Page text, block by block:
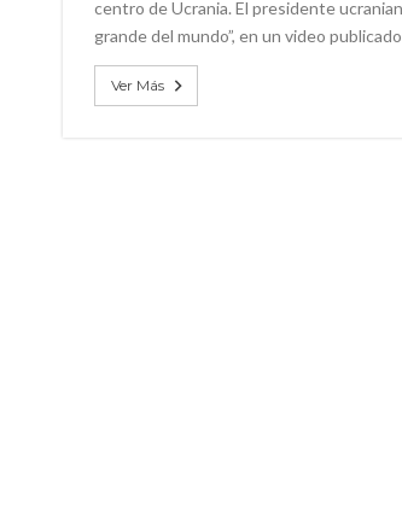
centro de Ucrania. El presidente
grande del mundo”, en un video
Ver Más